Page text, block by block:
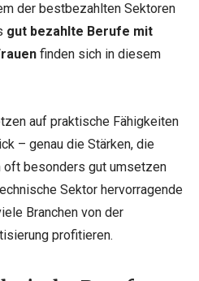
der bestbezahlten Sektoren
gut bezahlte Berufe mit
finden sich in diesem
auf praktische Fähigkeiten
– genau die Stärken, die
oft besonders gut umsetzen
Sektor hervorragende
Branchen von der
profitieren.